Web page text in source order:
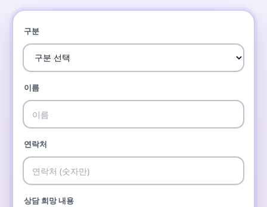
구분
이름
연락처
상담 희망 내용